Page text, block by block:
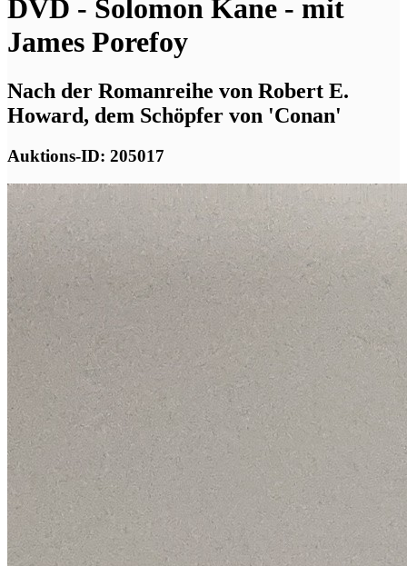
DVD - Solomon Kane - mit
James Porefoy
Nach der Romanreihe von Robert E.
Howard, dem Schöpfer von 'Conan'
Auktions-ID: 205017